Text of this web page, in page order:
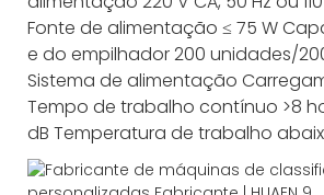
Fonte de alimentação ≤ 75 W
e do empilhador200 unidades/
Sistema de alimentação
Tempo de trabalho contínuo >8
dB Temperatura de trabalho